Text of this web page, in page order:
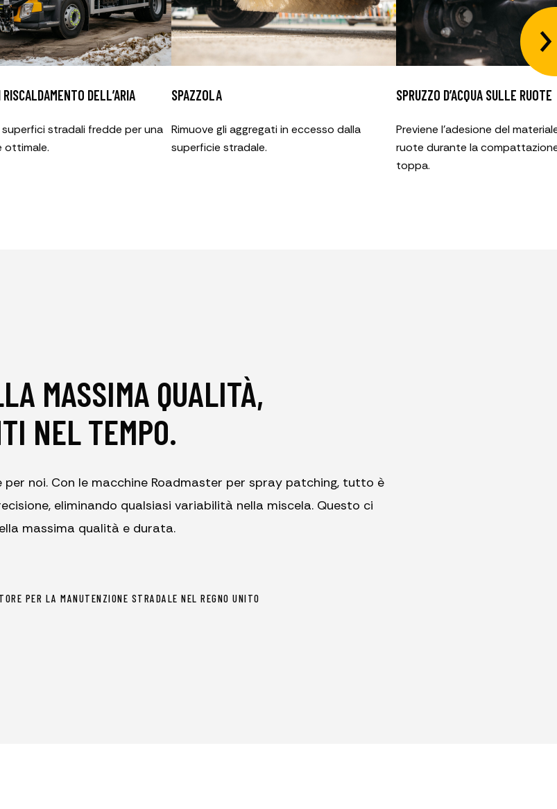
DELL’ARIA
superfici stradali fredde per una
ottimale.
SPAZZOLA
Rimuove gli aggregati in eccesso dalla
superficie stradale.
SPRUZZO D’ACQUA SULLE RUOTE
Previene l’adesione del
ruote durante la
toppa.
MASSIMA QUALITÀ,
NEL TEMPO.
noi. Con le macchine Roadmaster per spray patching, tutto è
eliminando qualsiasi variabilità nella miscela. Questo ci
massima qualità e durata.
PER LA MANUTENZIONE STRADALE NEL REGNO UNITO